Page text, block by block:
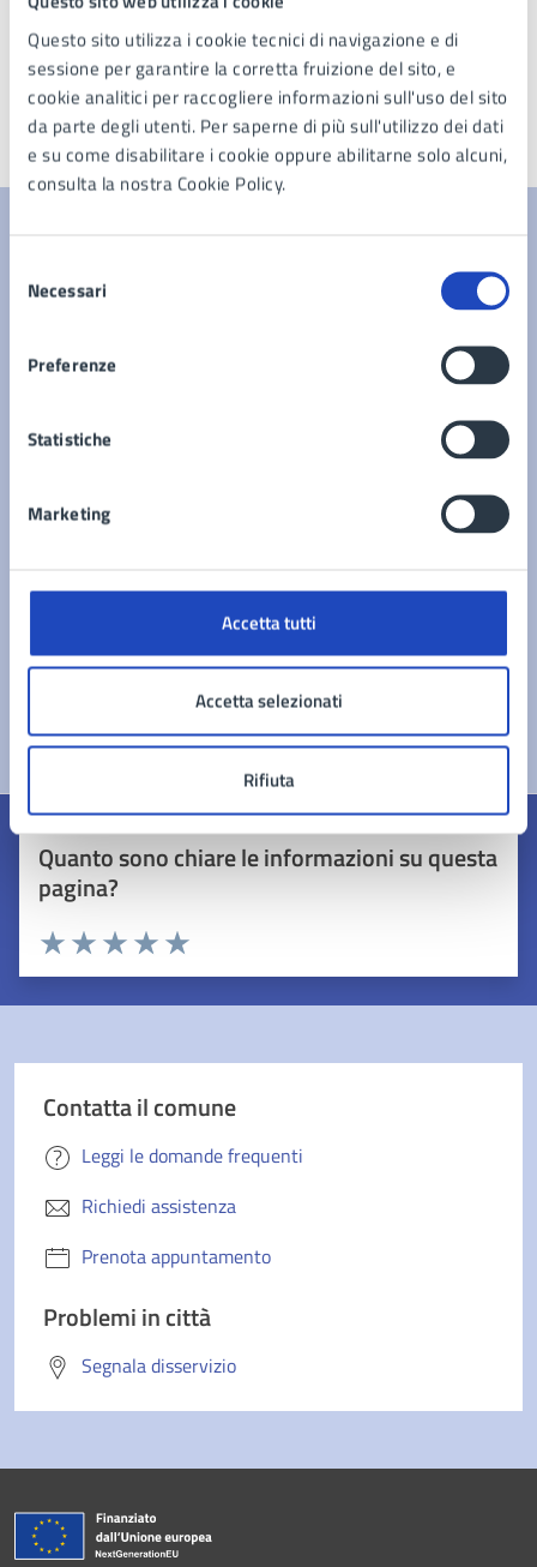
Questo sito utilizza i cookie tecnici di navigazione e di
sessione per garantire la corretta fruizione del sito, e
cookie analitici per raccogliere informazioni sull'uso del sito
da parte degli utenti. Per saperne di più sull'utilizzo dei dati
e su come disabilitare i cookie oppure abilitarne solo alcuni,
consulta la nostra Cookie Policy.
delNecessari
Preferenze
Statistiche
Marketing
Accetta tutti
Accetta selezionati
Rifiuta
Ultimo aggiornamento: 28/04/2025, 15:11
Quanto sono chiare le informazioni su questa
pagina?
Valuta 5 stelle su 5
Valuta 4 stelle su 5
Valuta 3 stelle su 5
Valuta 2 stelle su 5
Valuta 1 stelle su 5
Contatta il comune
Leggi le domande frequenti
Richiedi assistenza
Prenota appuntamento
Problemi in città
Segnala disservizio